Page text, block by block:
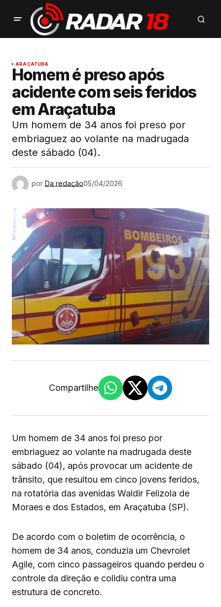
ARAÇATUBA
Homem é preso após
acidente com seis feridos
em Araçatuba
Um homem de 34 anos foi preso por
embriaguez ao volante na madrugada
deste sábado (04).
por Da redação05/04/2026
Compartilhe
Um homem de 34 anos foi preso por
embriaguez ao volante na madrugada deste
sábado (04), após provocar um acidente de
trânsito, que resultou em cinco jovens feridos,
na rotatória das avenidas Waldir Felizola de
Moraes e dos Estados, em Araçatuba (SP).
De acordo com o boletim de ocorrência, o
homem de 34 anos, conduzia um Chevrolet
Agile, com cinco passageiros quando perdeu o
controle da direção e colidiu contra uma
estrutura de concreto.